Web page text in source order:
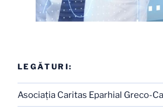
LEGĂTURI:
Asociaţia Caritas Eparhial Greco-